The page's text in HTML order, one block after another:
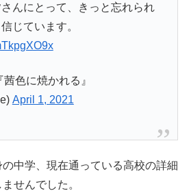
んにとって、きっと忘れられ
じています。
色に焼かれる』
April 1, 2021
中学、現在通っている高校の詳細
せんでした。